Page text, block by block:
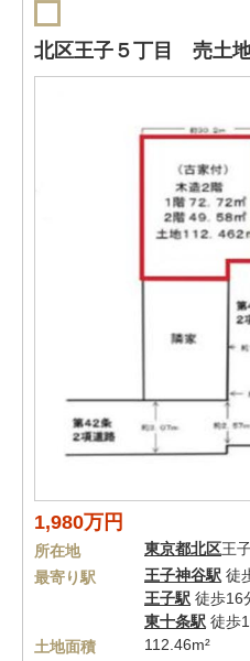
北区王子５丁目 売土
1,980万円
所在地 東京都北区王
最寄り駅
王子神谷駅 徒
王子駅 徒歩16
東十条駅 徒歩
土地面積
112.46m²